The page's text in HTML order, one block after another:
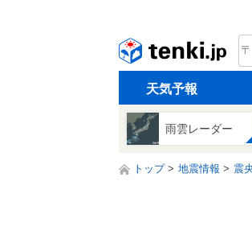
天気予報
雨雲レーダー
トップ 地震情報 震